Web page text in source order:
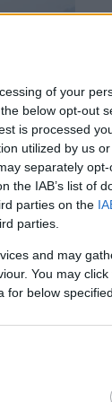
of your
below opt-out
is processed
utilized by us
separately
the IAB’s list of
parties on the
parties.
and may
You may
for below
που